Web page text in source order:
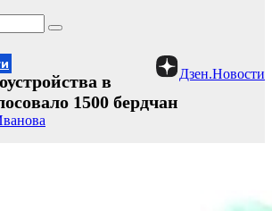
Дзен.Новости
в
1500 бердчан